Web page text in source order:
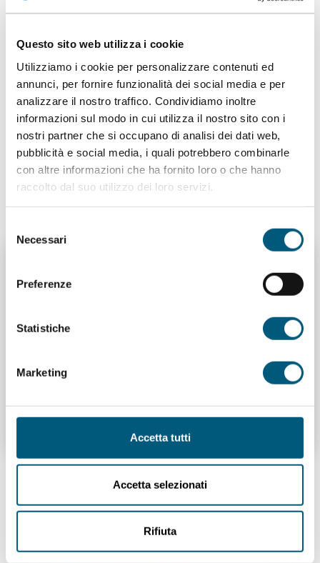
Questo sito web utilizza i cookie
Utilizziamo i cookie per personalizzare contenuti ed
annunci, per fornire funzionalità dei social media e per
analizzare il nostro traffico. Condividiamo inoltre
informazioni sul modo in cui utilizza il nostro sito con i
nostri partner che si occupano di analisi dei dati web,
pubblicità e social media, i quali potrebbero combinarle
con altre informazioni che ha fornito loro o che hanno
raccolto dal suo utilizzo dei loro servizi.
delNecessari
Preferenze
Statistiche
Marketing
Accetta tutti
Accetta selezionati
Rifiuta
il sarcofago della scrittrice nuorese Grazia
Dove: SP 42, 2
Chiesa della Madonna delle Grazie
Chiesa della fine del XVII secolo, nel quartiere
antico di Seuna. Al suo interno, vi sono
pregevoli pitture murali di artisti sardi del XVII
secolo.